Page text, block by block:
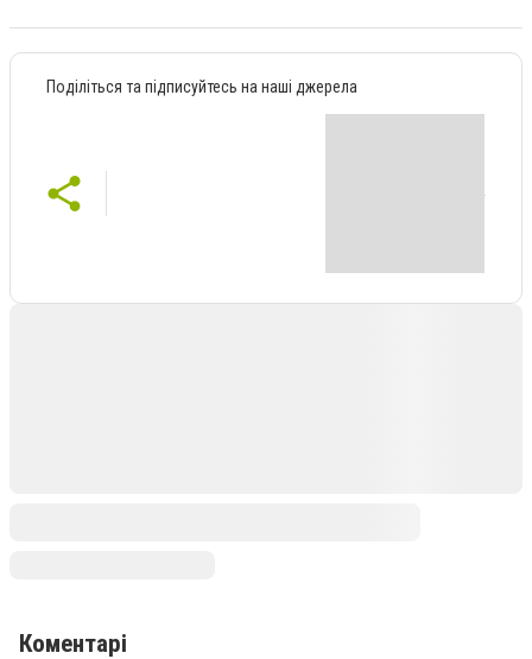
Поділіться та підписуйтесь на наші джерела
Коментарі